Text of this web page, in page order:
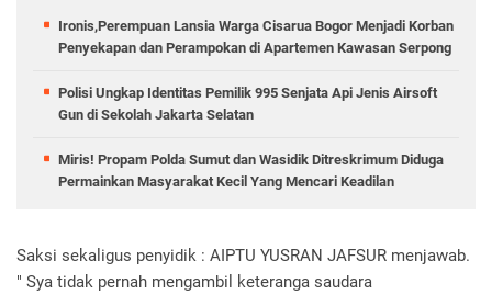
Ironis,Perempuan Lansia Warga Cisarua Bogor Menjadi Korban
Penyekapan dan Perampokan di Apartemen Kawasan Serpong
Polisi Ungkap Identitas Pemilik 995 Senjata Api Jenis Airsoft
Gun di Sekolah Jakarta Selatan
Miris! Propam Polda Sumut dan Wasidik Ditreskrimum Diduga
Permainkan Masyarakat Kecil Yang Mencari Keadilan
Saksi sekaligus penyidik : AIPTU YUSRAN JAFSUR menjawab.
" Sya tidak pernah mengambil keteranga saudara